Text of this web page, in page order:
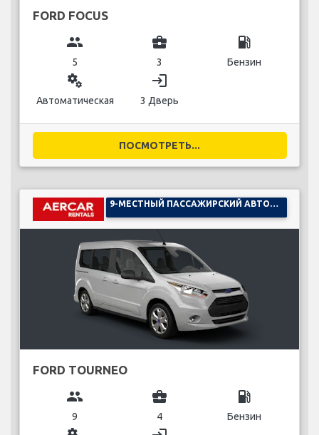
FORD FOCUS
group
5
business_center
3
local_gas_station
Бензин
miscellaneous_services
Автоматическая
login
3 Дверь
ПОСМОТРЕТЬ...
FORD TOURNEO
group
9
business_center
4
local_gas_station
Бензин